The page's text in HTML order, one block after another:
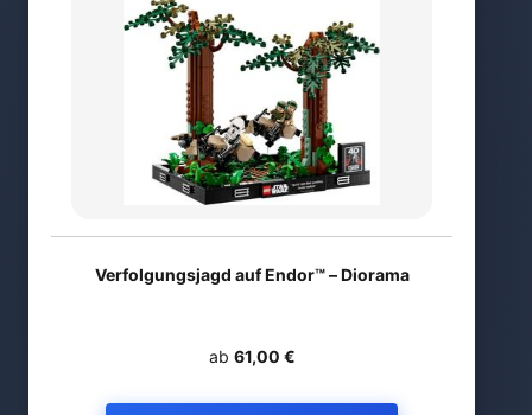
Verfolgungsjagd auf Endor™ – Diorama
ab 61,00 €